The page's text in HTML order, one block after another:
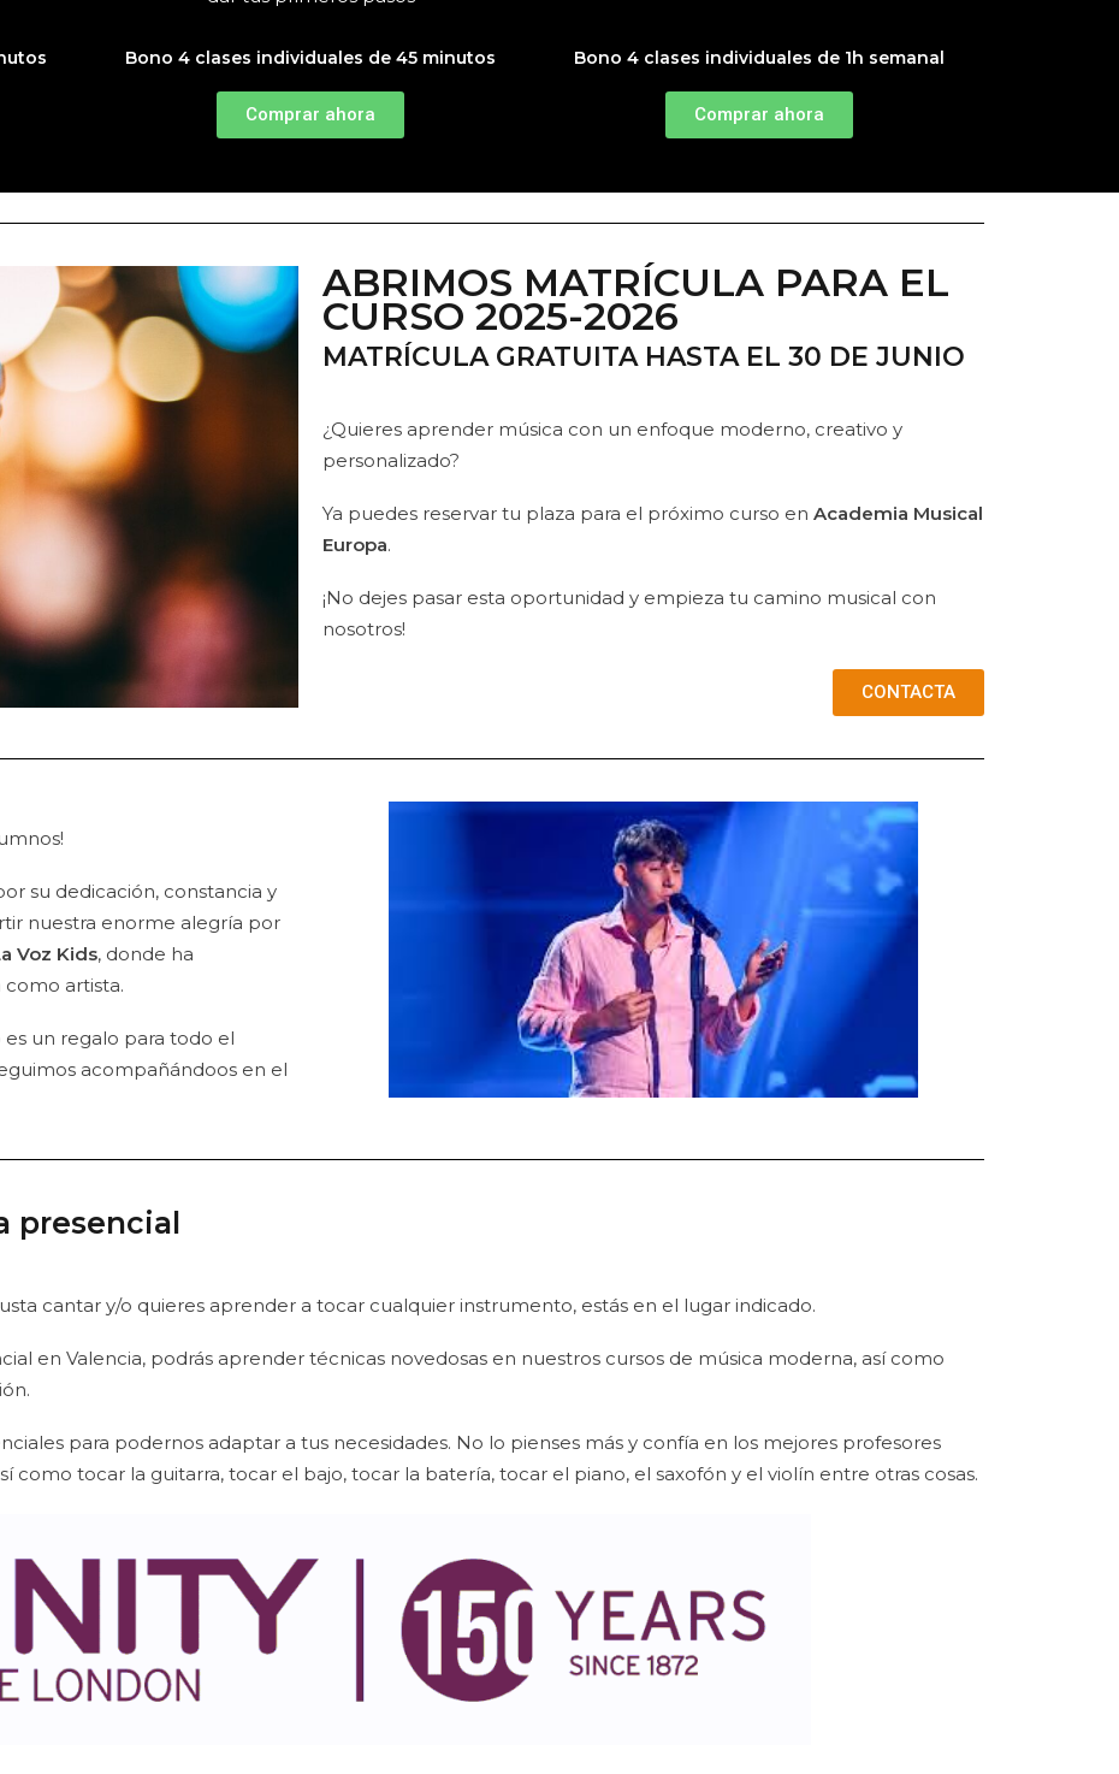
Bono 4 clases individuales de 45 minutos
Comprar ahora
Bono 4 clases individuales de 1h semanal
Comprar ahora
ABRIMOS MATRÍCULA PARA EL
CURSO 2025-2026
MATRÍCULA GRATUITA HASTA EL 30 DE JUNIO
¿Quieres aprender música con un enfoque moderno, creativo y
personalizado?
Ya puedes reservar tu plaza para el próximo curso en Academia Musical
Europa.
¡No dejes pasar esta oportunidad y empieza tu camino musical con
nosotros!
CONTACTA
su dedicación, constancia y
nuestra enorme alegría por
Voz Kids, donde ha
artista.
un regalo para todo el
acompañándoos en el
presencial
cantar y/o quieres aprender a tocar cualquier instrumento, estás en el lugar indicado.
en Valencia, podrás aprender técnicas novedosas en nuestros cursos de música moderna, así como
para podernos adaptar a tus necesidades. No lo pienses más y confía en los mejores profesores
como tocar la guitarra, tocar el bajo, tocar la batería, tocar el piano, el saxofón y el violín entre otras cosas.